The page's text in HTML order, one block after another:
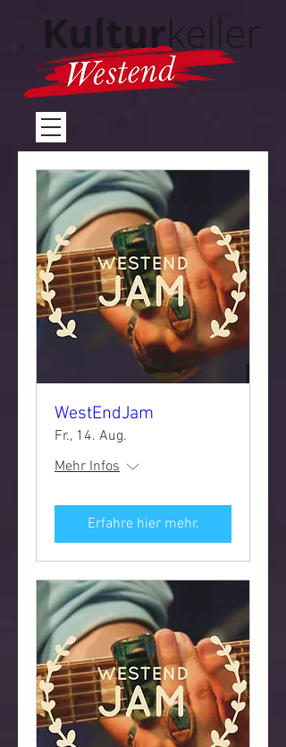
WestEndJam
Fr., 14. Aug.
Mehr Infos
Erfahre hier mehr.